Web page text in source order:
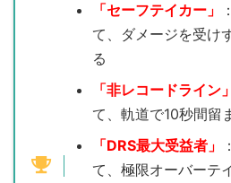
「セーフテイカー」
て、ダメージを受け
る
「非レコードライン」
て、軌道で10秒間留
「DRS最大受益者」
て、極限オーバーテ